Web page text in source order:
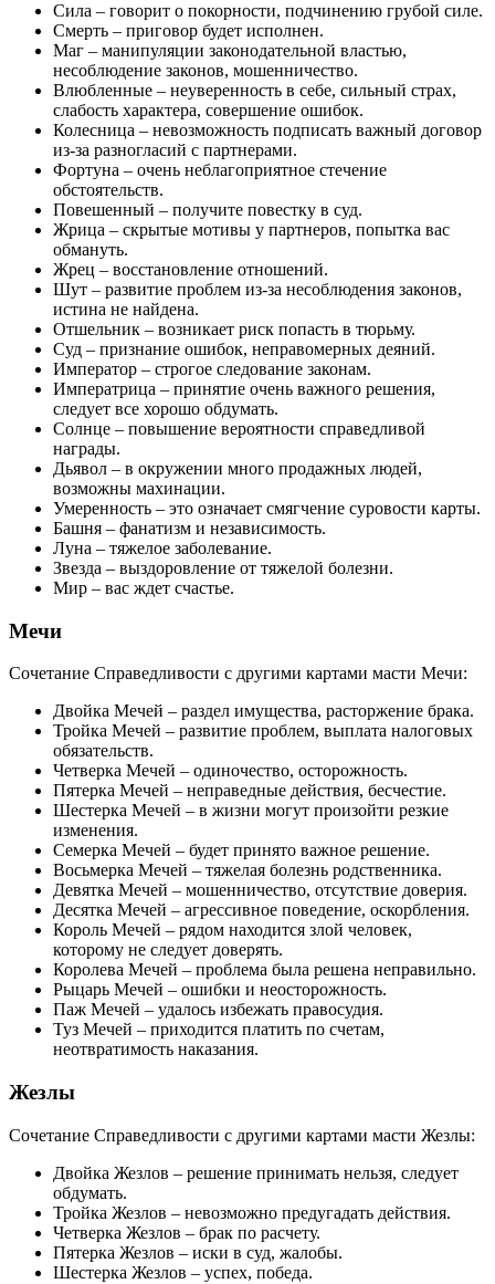
Сила – говорит о покорности, подчинению грубой силе.
Смерть – приговор будет исполнен.
Маг – манипуляции законодательной властью,
несоблюдение законов, мошенничество.
Влюбленные – неуверенность в себе, сильный страх,
слабость характера, совершение ошибок.
Колесница – невозможность подписать важный договор
из-за разногласий с партнерами.
Фортуна – очень неблагоприятное стечение
обстоятельств.
Повешенный – получите повестку в суд.
Жрица – скрытые мотивы у партнеров, попытка вас
обмануть.
Жрец – восстановление отношений.
Шут – развитие проблем из-за несоблюдения законов,
истина не найдена.
Отшельник – возникает риск попасть в тюрьму.
Суд – признание ошибок, неправомерных деяний.
Император – строгое следование законам.
Императрица – принятие очень важного решения,
следует все хорошо обдумать.
Солнце – повышение вероятности справедливой
награды.
Дьявол – в окружении много продажных людей,
возможны махинации.
Умеренность – это означает смягчение суровости карты.
Башня – фанатизм и независимость.
Луна – тяжелое заболевание.
Звезда – выздоровление от тяжелой болезни.
Мир – вас ждет счастье.
Мечи
Сочетание Справедливости с другими картами масти Мечи:
Двойка Мечей – раздел имущества, расторжение брака.
Тройка Мечей – развитие проблем, выплата налоговых
обязательств.
Четверка Мечей – одиночество, осторожность.
Пятерка Мечей – неправедные действия, бесчестие.
Шестерка Мечей – в жизни могут произойти резкие
изменения.
Семерка Мечей – будет принято важное решение.
Восьмерка Мечей – тяжелая болезнь родственника.
Девятка Мечей – мошенничество, отсутствие доверия.
Десятка Мечей – агрессивное поведение, оскорбления.
Король Мечей – рядом находится злой человек,
которому не следует доверять.
Королева Мечей – проблема была решена неправильно.
Рыцарь Мечей – ошибки и неосторожность.
Паж Мечей – удалось избежать правосудия.
Туз Мечей – приходится платить по счетам,
неотвратимость наказания.
Жезлы
Сочетание Справедливости с другими картами масти Жезлы:
Двойка Жезлов – решение принимать нельзя, следует
обдумать.
Тройка Жезлов – невозможно предугадать действия.
Четверка Жезлов – брак по расчету.
Пятерка Жезлов – иски в суд, жалобы.
Шестерка Жезлов – успех, победа.